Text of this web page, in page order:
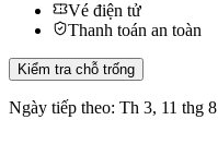
Vé điện tử
Thanh toán an toàn
Kiểm tra chỗ trống
Ngày tiếp theo: Th 3, 11 thg 8